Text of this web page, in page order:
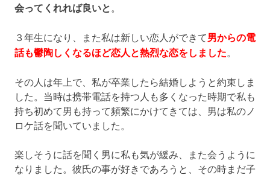
会ってくれれば良いと
３年生になり、また私は新しい恋人ができて男からの電
話も鬱陶しくなるほど恋人と熱烈な恋をしました
その人は年上で、私が卒業したら結婚しようと約束しま
した。当時は携帯電話を持つ人も多くなった時期で私も
持ち初めて男も持って頻繁にかけてきては、男は私のノ
ロケ話を聞いていました。
楽しそうに話を聞く男に私も気が緩み、また会うように
なりました。彼氏の事が好きであろうと、その時まだ子